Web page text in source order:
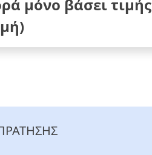
μόνο βάσει τιμής